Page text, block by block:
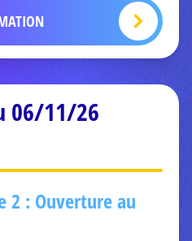
06/11/26
2 : Ouverture au